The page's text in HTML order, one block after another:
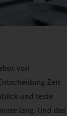
von
Zeit
und teste
lang. Und das